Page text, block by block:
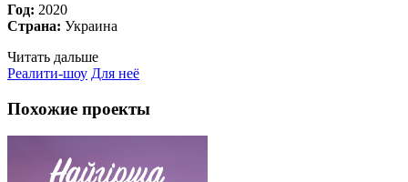
Год: 2020
Страна: Украина
Читать дальше
Реалити-шоу Для неё
Похожие проекты